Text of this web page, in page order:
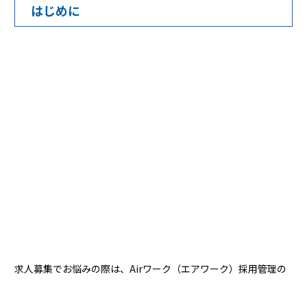
はじめに
求人募集でお悩みの際は、Airワーク（エアワーク）採用管理の